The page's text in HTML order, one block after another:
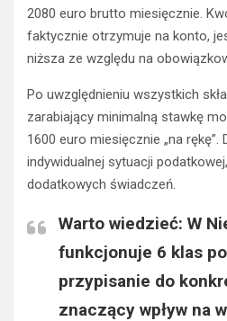
2080 euro brutto miesięcznie.
faktycznie otrzymuje na konto,
niższa ze względu na
Po uwzględnieniu wszystkich
zarabiający minimalną stawkę
1600 euro miesięcznie „na rękę”.
indywidualnej sytuacji
dodatkowych świadczeń.
Warto wiedzieć: W
funkcjonuje 6 klas
przypisanie do
znaczący wpływ na